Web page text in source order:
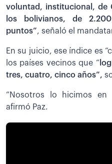
voluntad, institucional, de
los bolivianos, de
puntos”, señaló el
En su juicio, ese índice es
los países vecinos que “
tres, cuatro, cinco años”,
”Nosotros lo hicimos en
afirmó Paz.